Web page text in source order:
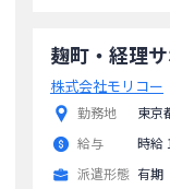
麹町・経理
株式会社モリコー
勤務地
東京
給与
時給
派遣形態 有期